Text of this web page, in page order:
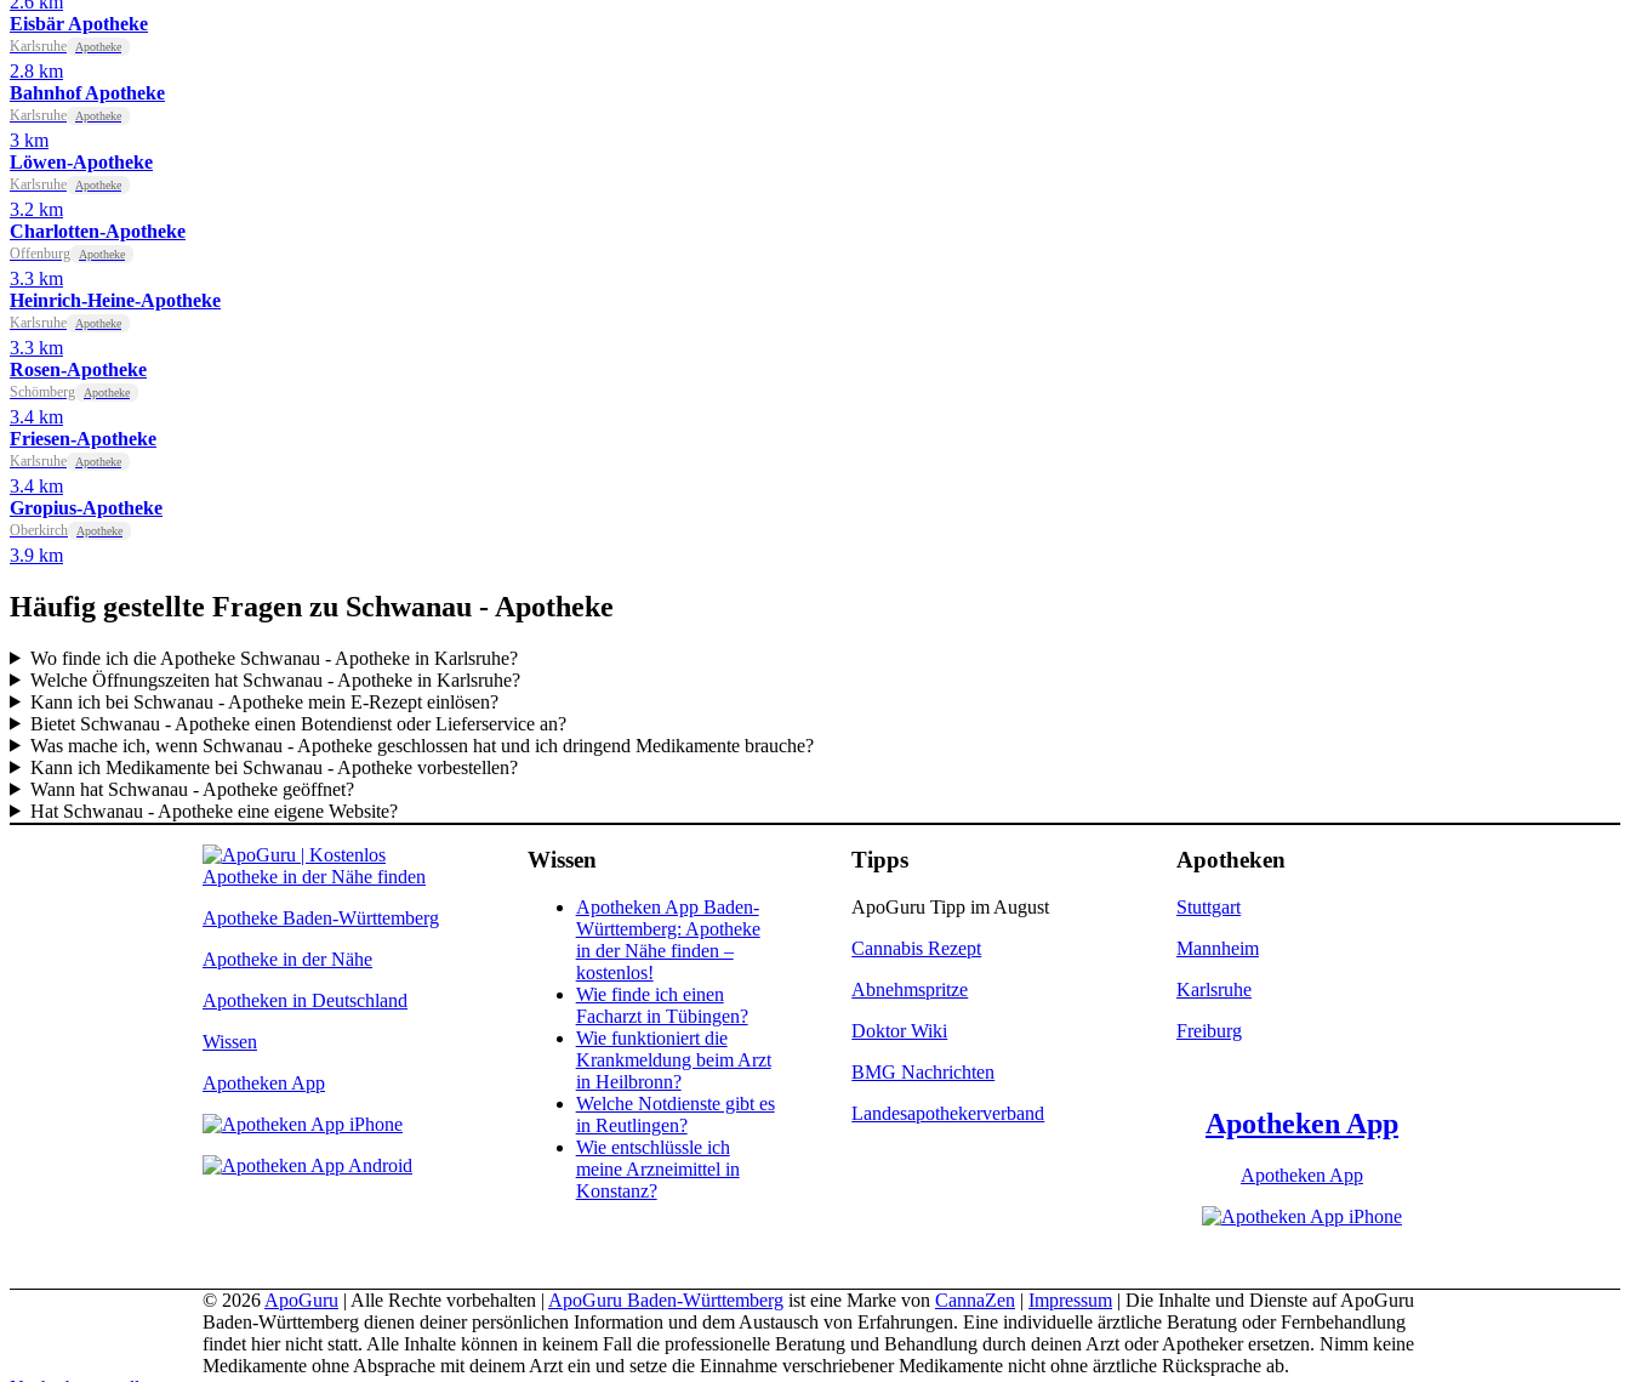
Eisbär Apotheke
Karlsruhe Apotheke
2.8 km
Bahnhof Apotheke
Karlsruhe Apotheke
3 km
Löwen-Apotheke
Karlsruhe Apotheke
3.2 km
Charlotten-Apotheke
Offenburg Apotheke
3.3 km
Heinrich-Heine-Apotheke
Karlsruhe Apotheke
3.3 km
Rosen-Apotheke
Schömberg Apotheke
3.4 km
Friesen-Apotheke
Karlsruhe Apotheke
3.4 km
Gropius-Apotheke
Oberkirch Apotheke
3.9 km
Häufig gestellte Fragen zu Schwanau - Apotheke
Wo finde ich die Apotheke Schwanau - Apotheke in Karlsruhe?
Welche Öffnungszeiten hat Schwanau - Apotheke in Karlsruhe?
Kann ich bei Schwanau - Apotheke mein E-Rezept einlösen?
Bietet Schwanau - Apotheke einen Botendienst oder Lieferservice an?
Was mache ich, wenn Schwanau - Apotheke geschlossen hat und ich dringend Medikamente brauche?
Kann ich Medikamente bei Schwanau - Apotheke vorbestellen?
Wann hat Schwanau - Apotheke geöffnet?
Hat Schwanau - Apotheke eine eigene Website?
Apotheke Baden-Württemberg
Apotheke in der Nähe
Apotheken in Deutschland
Wissen
Apotheken App
Wissen
Apotheken App Baden-
Württemberg: Apotheke
in der Nähe finden –
kostenlos!
Wie finde ich einen
Facharzt in Tübingen?
Wie funktioniert die
Krankmeldung beim Arzt
in Heilbronn?
Welche Notdienste gibt es
in Reutlingen?
Wie entschlüssle ich
meine Arzneimittel in
Konstanz?
Tipps
ApoGuru Tipp im August
Cannabis Rezept
Abnehmspritze
Doktor Wiki
BMG Nachrichten
Landesapothekerverband
Apotheken
Stuttgart
Mannheim
Karlsruhe
Freiburg
Apotheken App
Apotheken App
© 2026 ApoGuru | Alle Rechte vorbehalten | ApoGuru Baden-Württemberg ist eine Marke von CannaZen | Impressum | Die Inhalte und Dienste auf ApoGuru
Baden-Württemberg dienen deiner persönlichen Information und dem Austausch von Erfahrungen. Eine individuelle ärztliche Beratung oder Fernbehandlung
findet hier nicht statt. Alle Inhalte können in keinem Fall die professionelle Beratung und Behandlung durch deinen Arzt oder Apotheker ersetzen. Nimm keine
Medikamente ohne Absprache mit deinem Arzt ein und setze die Einnahme verschriebener Medikamente nicht ohne ärztliche Rücksprache ab.